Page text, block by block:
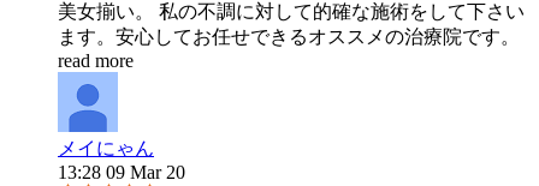
美女揃い。 私の不調に対して的確な施術をして下さい
ます。安心してお任せできるオススメの治療院です。
read more
メイにゃん
13:28 09 Mar 20